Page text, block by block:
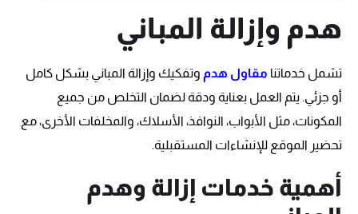
هدم وإزالة المباني
تشمل خدماتنا مقاول هدم وتفكيك وإزالة المباني بشكل كامل
أو جزئي. يتم العمل بعناية ودقة لضمان التخلص من جميع
المكونات، مثل الأبواب، النوافذ، الأسلاك، والمخلفات الأخرى، مع
تحضير الموقع للإنشاءات المستقبلية.
أهمية خدمات إزالة وهدم